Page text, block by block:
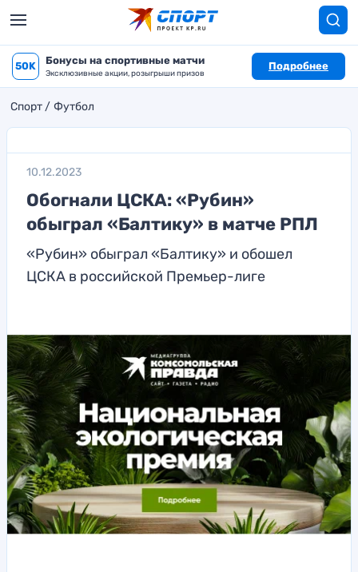
50K Бонусы на спортивные матчи
Эксклюзивные акции, розыгрыши призов
Подробнее
Спорт Футбол
10.12.2023
Обогнали ЦСКА: «Рубин»
обыграл «Балтику» в матче РПЛ
«Рубин» обыграл «Балтику» и обошел
ЦСКА в российской Премьер-лиге